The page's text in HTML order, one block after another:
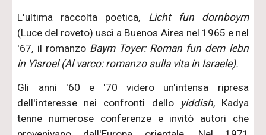
L'ultima raccolta poetica, Licht fun dornboym
(Luce del roveto) uscì a Buenos Aires nel 1965 e nel
'67, il romanzo Baym Toyer: Roman fun dem lebn
in Yisroel (Al varco: romanzo sulla vita in Israele).
Gli anni '60 e '70 videro un'intensa ripresa
dell'interesse nei confronti dello
yiddish, Kadya
tenne numerose conferenze e invitò autori che